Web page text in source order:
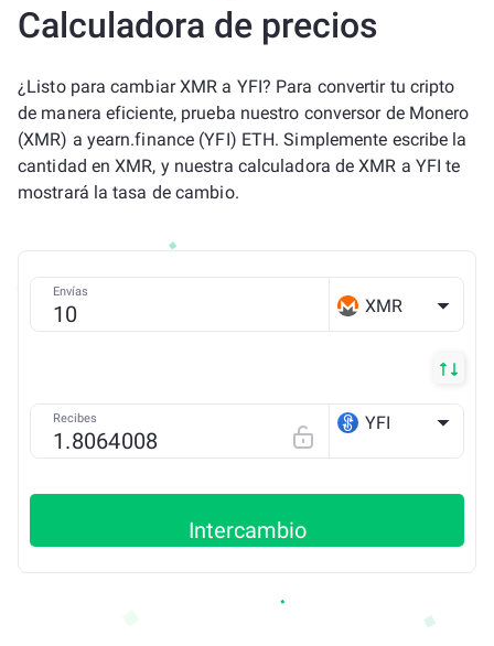
Calculadora de precios
¿Listo para cambiar XMR a YFI? Para convertir tu cripto
de manera eficiente, prueba nuestro conversor de Monero
(XMR) a yearn.finance (YFI) ETH. Simplemente escribe la
cantidad en XMR, y nuestra calculadora de XMR a YFI te
mostrará la tasa de cambio.
Envías
XMR
Recibes YFI
Intercambio